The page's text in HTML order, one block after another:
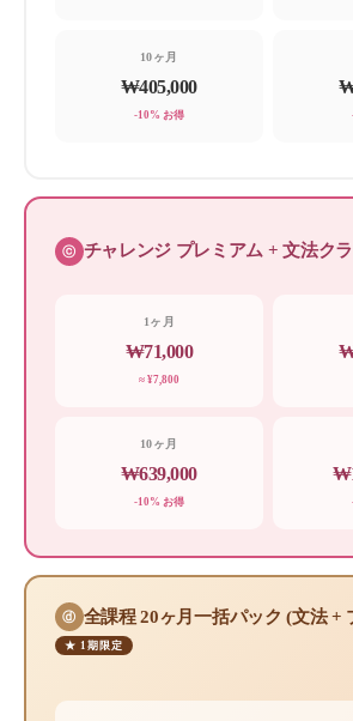
10ヶ月
₩405,000
-10% お得
ⓒ チャレンジ プレミアム + 文法ク
1ヶ月
₩71,000
≈ ¥7,800
10ヶ月
₩639,000
-10% お得
ⓓ 全課程 20ヶ月一括パック (文法 +
★ 1期限定